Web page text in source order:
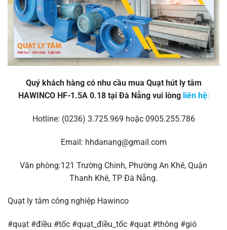
Quý khách hàng có nhu cầu mua Quạt hút ly tâm
HAWINCO HF-1.5A 0.18 tại Đà Nẵng vui lòng liên hệ:
Hotline: (0236) 3.725.969 hoặc 0905.255.786
Email: hhdanang@gmail.com
Văn phòng:121 Trường Chinh, Phường An Khê, Quận
Thanh Khê, TP Đà Nẵng.
Quạt ly tâm công nghiệp Hawinco
#quạt #điều #tốc #quạt_điều_tốc #quạt #thông #gió